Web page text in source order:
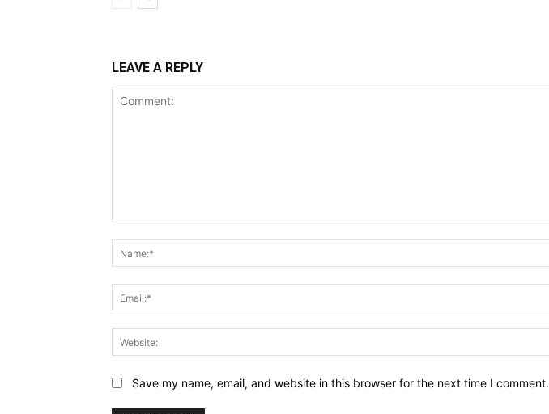
LEAVE A REPLY
Save my name, email, and website in this browser for the next time I comment.